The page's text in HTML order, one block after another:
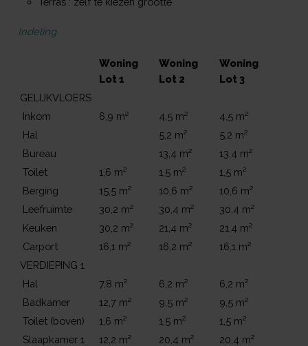
Indeling
Woning
Lot 1
Woning
Lot 2
Woning
Lot 3
GELIJKVLOERS
Inkom
6,9 m² 4,5 m²
4,5 m²
Hal
5,2 m²
5,2 m²
Bureau
13,4 m²
13,4 m²
Toilet
1,6 m² 1,5 m²
1,5 m²
Berging
15,5 m² 10,6 m²
10,6 m²
Leefruimte
30,2 m² 30,4 m²
30,4 m²
Keuken
30,2 m² 21,4 m²
21,4 m²
Carport
16,1 m² 16,2 m²
16,1 m²
VERDIEPING 1
Hal
7,8 m² 6,2 m²
6,2 m²
Badkamer
12,7 m² 9,5 m²
9,5 m²
Toilet (boven)
1,6 m² 1,5 m²
1,5 m²
Slaapkamer 1
12,2 m² 20,4 m²
20,4 m²